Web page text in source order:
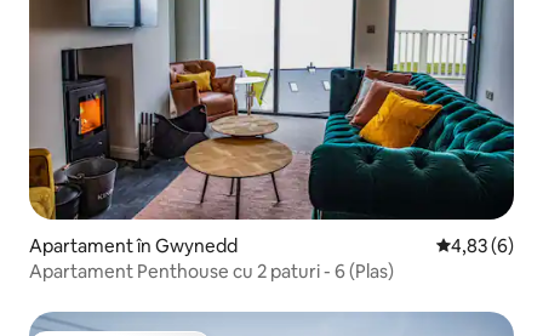
Apartament în Gwynedd Scor mediu
4,83 (6)
Apartament Penthouse cu 2 paturi - 6 (Plas)